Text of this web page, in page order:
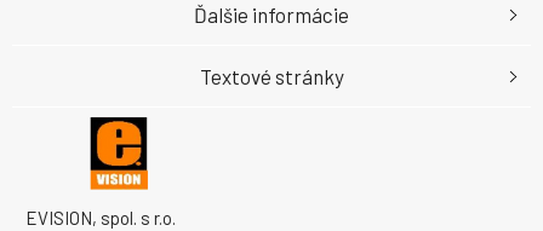
EVISION, spol. s r.o.
Ďalšie informácie
Textové stránky